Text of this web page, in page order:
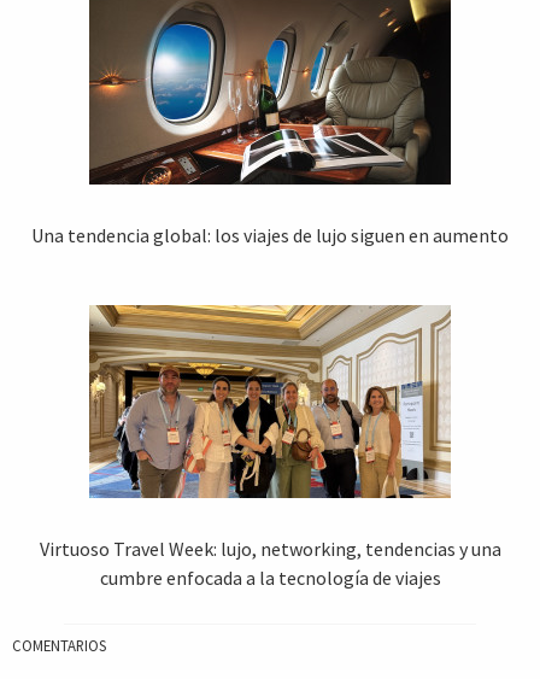
Una tendencia global: los viajes de lujo siguen en aumento
Virtuoso Travel Week: lujo, networking, tendencias y una
cumbre enfocada a la tecnología de viajes
COMENTARIOS